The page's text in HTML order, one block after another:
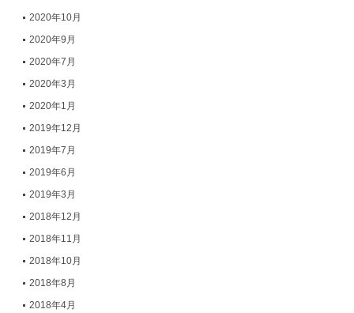
2020年10月
2020年9月
2020年7月
2020年3月
2020年1月
2019年12月
2019年7月
2019年6月
2019年3月
2018年12月
2018年11月
2018年10月
2018年8月
2018年4月